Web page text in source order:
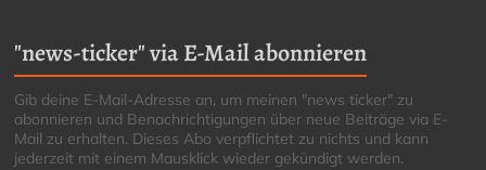
"news-ticker" via E-Mail abonnieren
Gib deine E-Mail-Adresse an, um meinen "news ticker" zu
abonnieren und Benachrichtigungen über neue Beiträge via E-
Mail zu erhalten. Dieses Abo verpflichtet zu nichts und kann
jederzeit mit einem Mausklick wieder gekündigt werden.